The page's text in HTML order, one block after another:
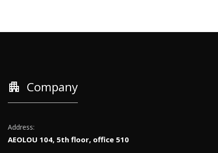
apartment Company
Address:
AEOLOU 104, 5th floor, office 510